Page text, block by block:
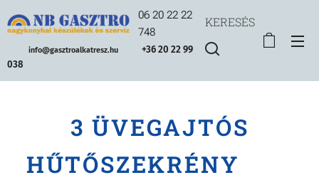
06 20 22 22
748
info@gasztroalkatresz.hu
+36 20 22 99
038
KERESÉS
3 ÜVEGAJTÓS
HŰTŐSZEKRÉNY